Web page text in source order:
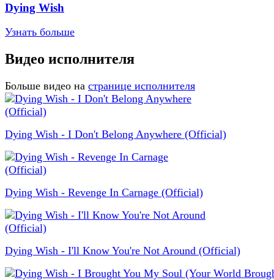
Dying Wish
Узнать больше
Видео исполнителя
Больше видео на странице исполнителя
Dying Wish - I Don't Belong Anywhere (Official)
Dying Wish - Revenge In Carnage (Official)
Dying Wish - I'll Know You're Not Around (Official)